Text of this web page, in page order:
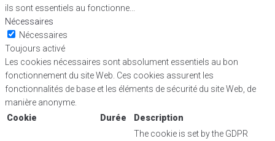
ils sont essentiels au fonctionne
Nécessaires
Nécessaires
Toujours activé
Les cookies nécessaires sont absolument essentiels au bon
fonctionnement du site Web. Ces cookies assurent les
fonctionnalités de base et les éléments de sécurité du site Web, de
manière anonyme.
Cookie
Durée Description
The cookie is set by the GDPR